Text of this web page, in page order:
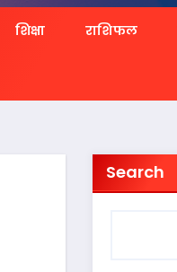
शिक्षा राशिफल
Search